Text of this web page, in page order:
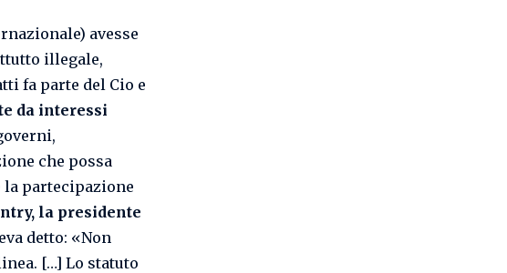
avesse
illegale,
fa parte del Cio e
da interessi
che possa
partecipazione
la presidente
detto: «Non
[…] Lo statuto